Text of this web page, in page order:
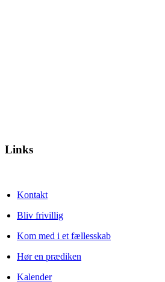
Links
Kontakt
Bliv frivillig
Kom med i et fællesskab
Hør en prædiken
Kalender